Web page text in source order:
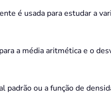
é usada para estudar a
a média aritmética e o
ou a função de